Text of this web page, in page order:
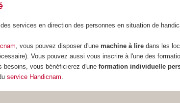
services en direction des personnes en situation de
, vous pouvez disposer d'unemachine à lire dans les
Vous pouvez aussi vous inscrire à l'une des
besoins, vous bénéficierez d'uneformation individuelle
service Handicnam